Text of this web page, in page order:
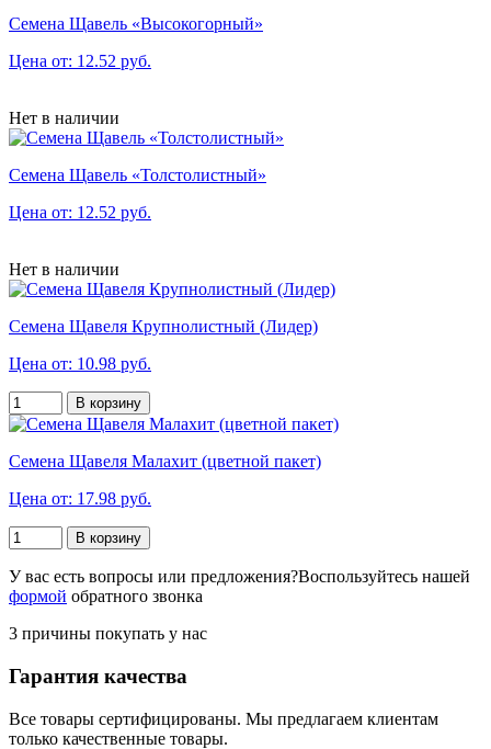
Семена Щавель «Высокогорный»
Цена от: 12.52 руб.
Нет в наличии
Семена Щавель «Толстолистный»
Цена от: 12.52 руб.
Нет в наличии
Семена Щавеля Крупнолистный (Лидер)
Цена от: 10.98 руб.
В корзину
Семена Щавеля Малахит (цветной пакет)
Цена от: 17.98 руб.
В корзину
У вас есть вопросы или предложения?Воспользуйтесь нашей
формой обратного звонка
3 причины покупать у нас
Гарантия качества
Все товары сертифицированы. Мы предлагаем клиентам
только качественные товары.